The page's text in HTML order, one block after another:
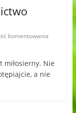
komentowania
miłosierny. Nie
a nie